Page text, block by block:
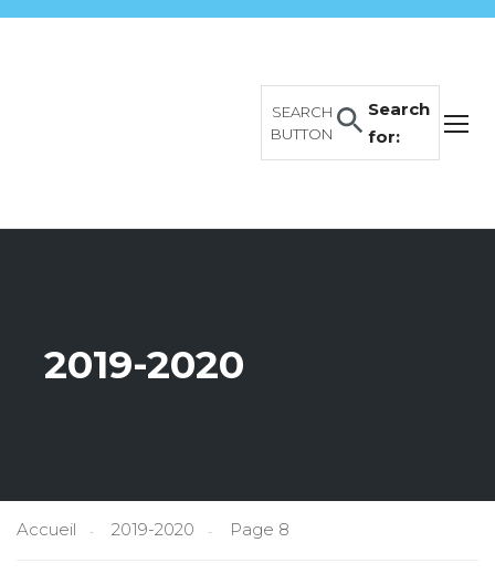
Search
for:
SEARCH
BUTTON
2019-2020
Accueil 2019-2020 Page 8